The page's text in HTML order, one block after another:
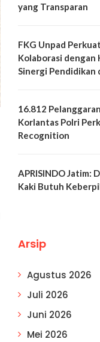
yang Transparan
FKG Unpad
Kolaborasi
Sinergi Pendidikan
16.812
Korlantas Polri
Recognition
APRISINDO Jatim:
Kaki Butuh
Arsip
Agustus 2026
Juli 2026
Juni 2026
Mei 2026